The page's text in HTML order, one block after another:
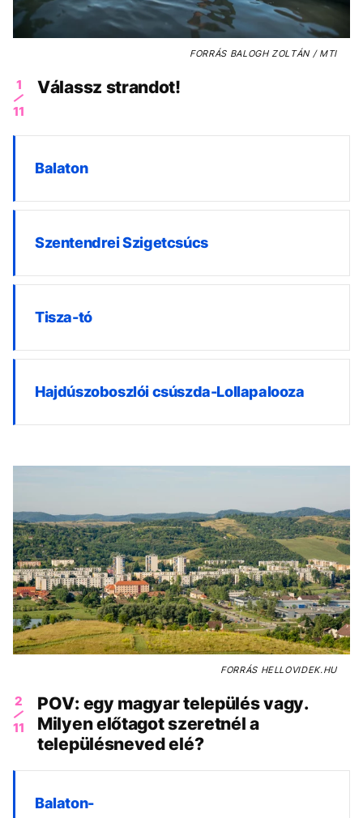
FORRÁSBALOGH ZOLTÁN / MTI
1
11
Válassz strandot!
Balaton
Szentendrei Szigetcsúcs
Tisza-tó
Hajdúszoboszlói csúszda-Lollapalooza
FORRÁSHELLOVIDEK.HU
2
11
POV: egy magyar település vagy.
Milyen előtagot szeretnél a
településneved elé?
Balaton-